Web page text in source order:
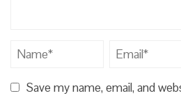
Save my name, email, and